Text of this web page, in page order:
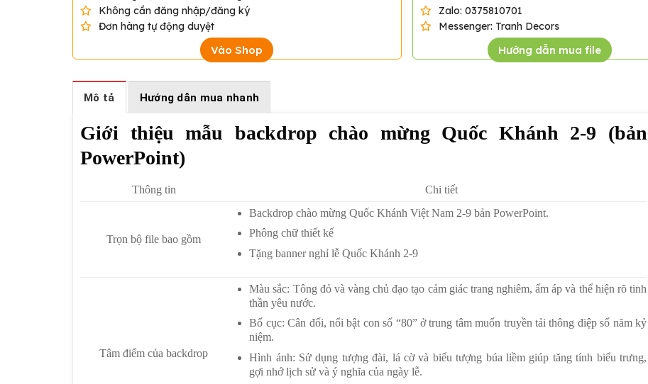
Không cần đăng nhập/đăng ký
Đơn hàng tự động duyệt
Vào Shop
Zalo: 0375810701
Messenger: Tranh Decors
Hướng dẫn mua file
Mô tả Hướng dẫn mua nhanh
Giới thiệu mẫu backdrop chào mừng Quốc Khánh 2-9 (bản
PowerPoint)
Thông tin Chi tiết
Trọn bộ file bao gồm
Backdrop chào mừng Quốc Khánh Việt Nam 2-9 bản PowerPoint.
Phông chữ thiết kế
Tặng banner nghỉ lễ Quốc Khánh 2-9
Tâm điểm của backdrop
Màu sắc: Tông đỏ và vàng chủ đạo tạo cảm giác trang nghiêm, ấm áp và thể hiện rõ tinh
thần yêu nước.
Bố cục: Cân đối, nổi bật con số “80” ở trung tâm muốn truyền tải thông điệp số năm kỷ
niệm.
Hình ảnh: Sử dụng tượng đài, lá cờ và biểu tượng búa liềm giúp tăng tính biểu trưng,
gợi nhớ lịch sử và ý nghĩa của ngày lễ.